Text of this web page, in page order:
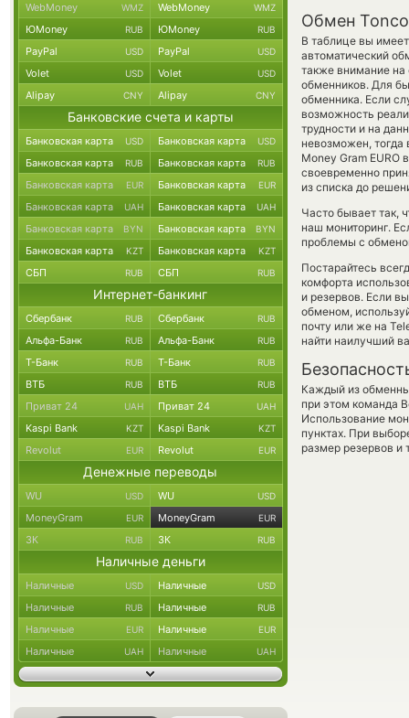
Обмен
В таблице вы
автоматический
также внимание на
обменников. Для
обменника. Если
возможность
трудности и на
невозможен,
Money Gram
своевременно
из списка до
Часто бывает так,
наш мониторинг.
проблемы с
Постарайтесь
комфорта
и резервов. Если
обменом,
почту или же на
найти наилучший
Каждый из
при этом команда
Использование
пунктах. При
размер резервов и
WebMoney WMZ WebMoney WMZ
ЮMoney RUB ЮMoney RUB
PayPal USD PayPal USD
Volet USD Volet USD
Alipay CNY Alipay CNY
Банковские счета и карты
Банковская карта USD Банковская карта USD
Банковская карта RUB Банковская карта RUB
Банковская карта EUR Банковская карта EUR
Банковская карта UAH Банковская карта UAH
Банковская карта BYN Банковская карта BYN
Банковская карта KZT Банковская карта KZT
СБП RUB СБП RUB
Интернет-банкинг
Сбербанк RUB Сбербанк RUB
Альфа-Банк RUB Альфа-Банк RUB
Т-Банк RUB Т-Банк RUB
ВТБ RUB ВТБ RUB
Приват 24 UAH Приват 24 UAH
Kaspi Bank KZT Kaspi Bank KZT
Revolut EUR Revolut EUR
Денежные переводы
WU USD WU USD
MoneyGram EUR MoneyGram EUR
ЗК RUB ЗК RUB
Наличные деньги
Наличные USD Наличные USD
Наличные RUB Наличные RUB
Наличные EUR Наличные EUR
Наличные UAH Наличные UAH